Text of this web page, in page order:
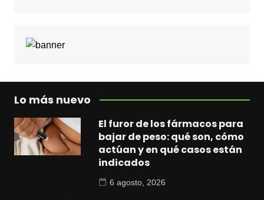
Lo más nuevo
El furor de los fármacos para
bajar de peso: qué son, cómo
actúan y en qué casos están
indicados
6 agosto, 2026